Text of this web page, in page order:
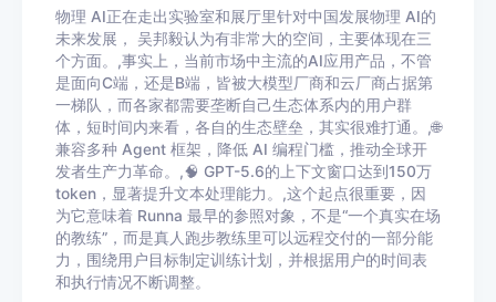
物理 AI正在走出实验室和展厅里针对中国发展物理 AI的
未来发展， 吴邦毅认为有非常大的空间，主要体现在三
个方面。,事实上，当前市场中主流的AI应用产品，不管
是面向C端，还是B端，皆被大模型厂商和云厂商占据第
一梯队，而各家都需要垄断自己生态体系内的用户群
体，短时间内来看，各自的生态壁垒，其实很难打通。,🌐
兼容多种 Agent 框架，降低 AI 编程门槛，推动全球开
发者生产力革命。,🧠 GPT-5.6的上下文窗口达到150万
token，显著提升文本处理能力。,这个起点很重要，因
为它意味着 Runna 最早的参照对象，不是“一个真实在场
的教练”，而是真人跑步教练里可以远程交付的一部分能
力，围绕用户目标制定训练计划，并根据用户的时间表
和执行情况不断调整。